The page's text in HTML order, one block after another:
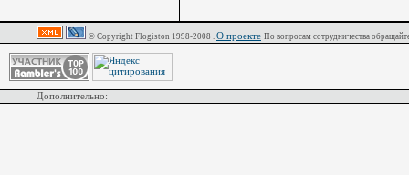
© Copyright Flogiston 1998-2008 . О проекте По вопросам сотрудничества
Дополнительно: